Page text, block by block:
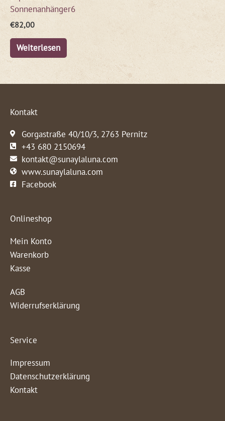
Sonnenanhänger6
€82,00
Weiterlesen
Kontakt
Gorgastraße 40/10/3, 2763 Pernitz
+43 680 2150694
kontakt@sunaylaluna.com
www.sunaylaluna.com
Facebook
Onlineshop
Mein Konto
Warenkorb
Kasse
AGB
Widerrufserklärung
Service
Impressum
Datenschutzerklärung
Kontakt